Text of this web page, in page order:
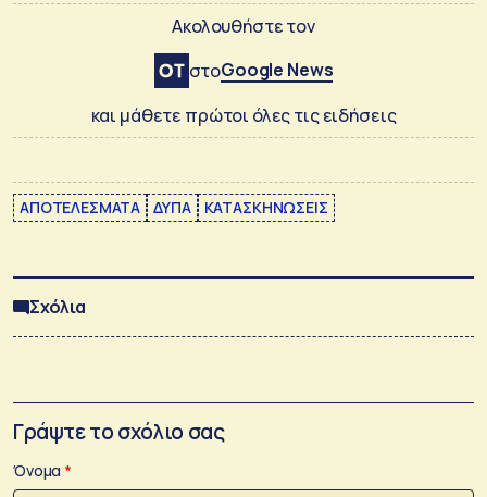
Ακολουθήστε τον
στοGoogle News
και μάθετε πρώτοι όλες τις ειδήσεις
ΑΠΟΤΕΛΕΣΜΑΤΑ ΔΥΠΑ ΚΑΤΑΣΚΗΝΩΣΕΙΣ
Σχόλια
Γράψτε το σχόλιο σας
Όνομα